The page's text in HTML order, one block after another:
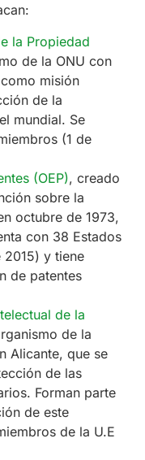
la Propiedad
de la ONU con
misión
de la
mundial. Se
(1 de
(OEP), creado
sobre la
octubre de 1973,
con 38 Estados
2015) y tiene
de patentes
de la
de la
Alicante, que se
de las
Forman parte
de este
de la U.E